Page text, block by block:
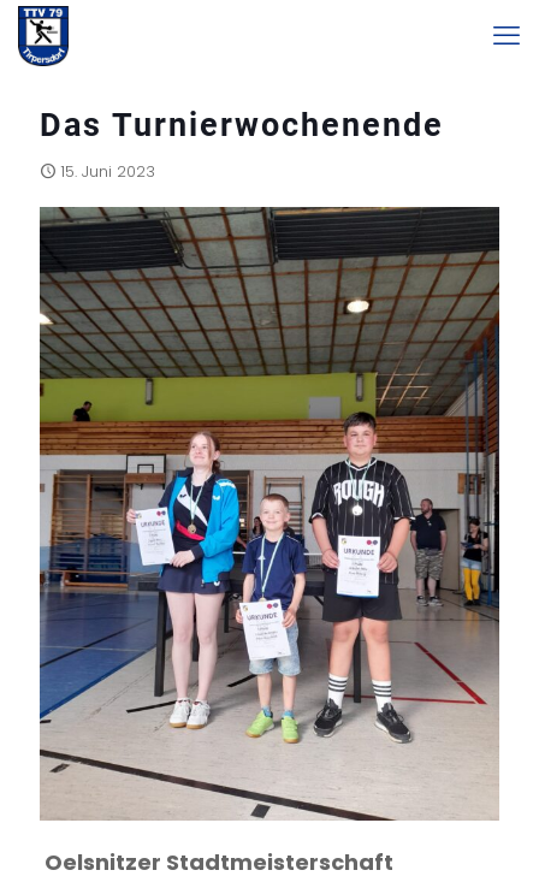
Das Turnierwochenende
15. Juni 2023
Oelsnitzer Stadtmeisterschaft